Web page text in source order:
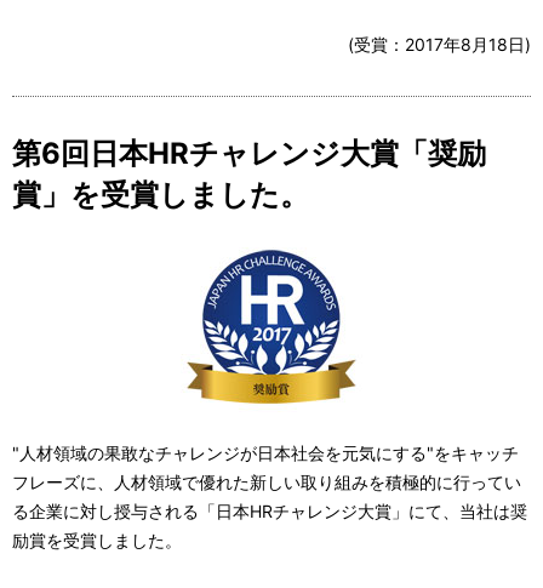
(受賞： 2017年8月18日)
第6回日本HRチャレンジ大賞「奨励
賞」を受賞しました。
"人材領域の果敢なチャレンジが日本社会を元気にする"をキャッチ
フレーズに、人材領域で優れた新しい取り組みを積極的に行ってい
る企業に対し授与される「日本HRチャレンジ大賞」にて、当社は奨
励賞を受賞しました。